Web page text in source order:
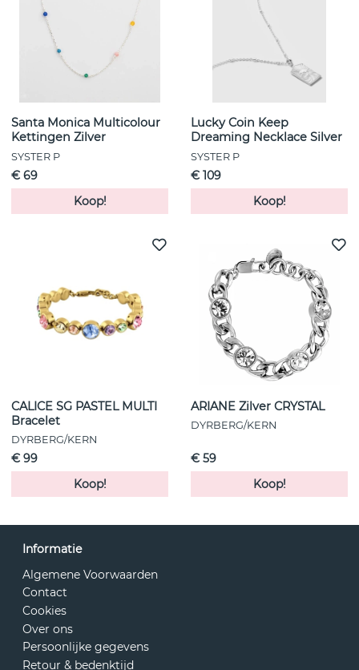
Santa Monica Multicolour
Kettingen Zilver
SYSTER P
€ 69
Koop!
Lucky Coin Keep
Dreaming Necklace Silver
SYSTER P
€ 109
Koop!
CALICE SG PASTEL MULTI
Bracelet
DYRBERG/KERN
€ 99
Koop!
ARIANE Zilver CRYSTAL
DYRBERG/KERN
€ 59
Koop!
Informatie
Algemene Voorwaarden
Contact
Cookies
Over ons
Persoonlijke gegevens
Retour & bedenktijd